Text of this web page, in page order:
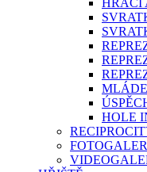
HRÁČI
HOLE